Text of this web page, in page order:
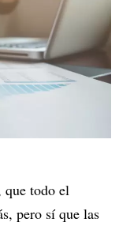
que todo el
pero sí que las